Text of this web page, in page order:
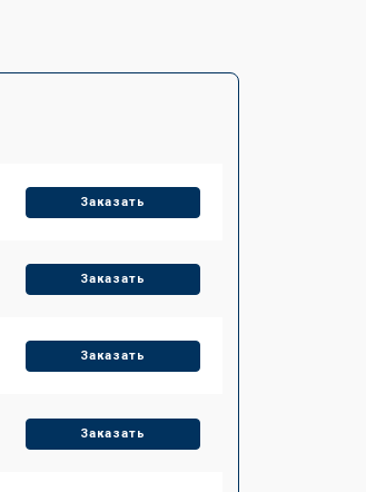
Заказать
Заказать
Заказать
Заказать